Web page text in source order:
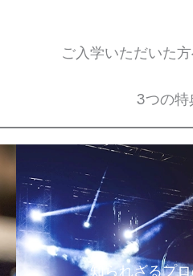
ご入学いただいた
3つの特
知られざるプ